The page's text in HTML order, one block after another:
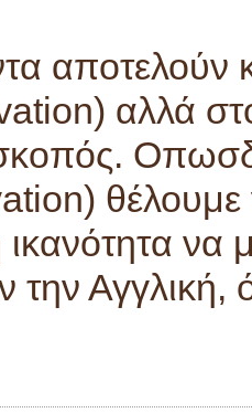
αποτελούν
αλλά
θέλουμε
να
την